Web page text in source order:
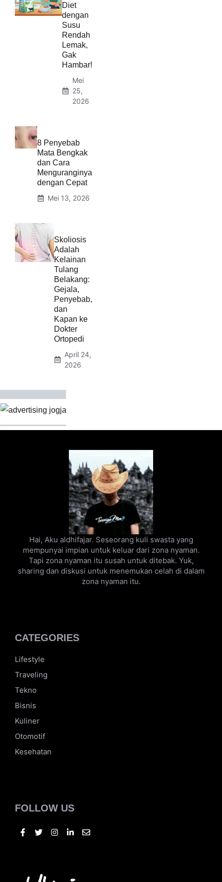
Diet
dengan
Susu
Rendah
Lemak,
Gak
Hambar!
Mei
25,
2026
8 Penyebab
Mata Bengkak
dan Cara
Menguranginya
dengan Cepat
Mei 13, 2026
Skoliosis
Adalah
Kelainan
Tulang
Belakang:
Gejala,
Penyebab,
dan
Kapan ke
Dokter
Ortopedi
April 24,
2026
Hai, Aku aldhifajar. Seseorang kuli swasta yang
Tapi zona nyaman itu susah untuk ditebak. Yuk,
CATEGORIES
Lifestyle
Otomotif